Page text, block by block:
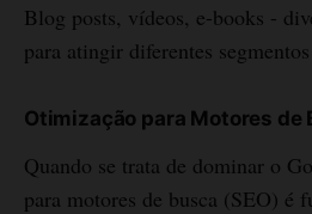
Blog posts, vídeos, e-books -
para atingir diferentes
Otimização para Motores de
Quando se trata de dominar o
para motores de busca (SEO) é